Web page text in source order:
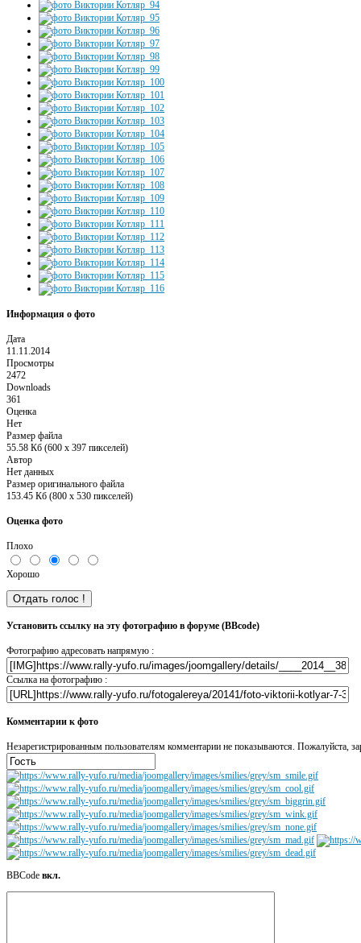
Информация о фото
Дата
11.11.2014
Просмотры
2472
Downloads
361
Оценка
Нет
Размер файла
55.58 Кб (600 x 397 пикселей)
Автор
Нет данных
Размер оригинального файла
153.45 Кб (800 x 530 пикселей)
Оценка фото
Плохо
Хорошо
Установить ссылку на эту фотографию в форуме (BBcode)
Фотографию адресовать напрямую :
Ссылка на фотографию :
Комментарии к фото
Незарегистрированным пользователям комментарии не показываются. Пожалуйста,
BBCode вкл.